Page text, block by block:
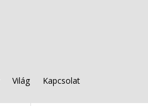
Világ Kapcsolat